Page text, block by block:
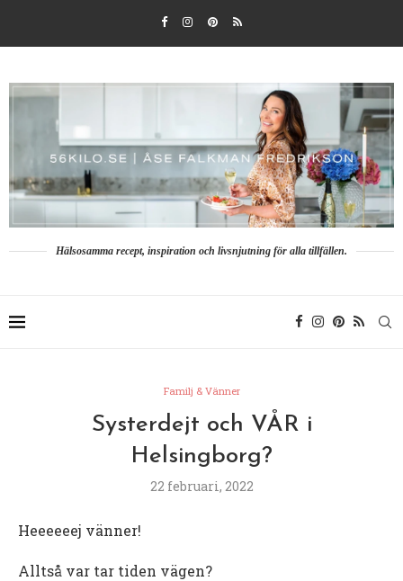
Hälsosamma recept, inspiration och livsnjutning för alla tillfällen.
Familj & Vänner
Systerdejt och VÅR i
Helsingborg?
22 februari, 2022
Heeeeeej vänner!
Alltså var tar tiden vägen?